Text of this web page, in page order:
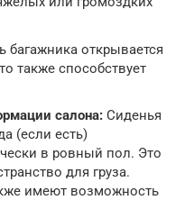
багажника открывается
также способствует
салона: Сиденья
(если есть)
в ровный пол. Это
для груза.
имеют возможность